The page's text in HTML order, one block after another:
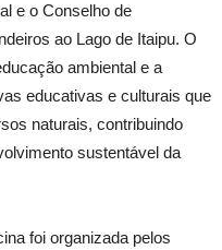
e o Conselho de
ao Lago de Itaipu. O
ambiental e a
educativas e culturais que
naturais, contribuindo
sustentável da
foi organizada pelos